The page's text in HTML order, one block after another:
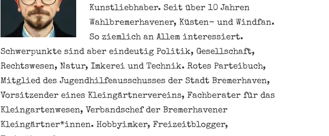
Kunstliebhaber. Seit über 10 Jahren
Wahlbremerhavener, Küsten- und Windfan.
So ziemlich an Allem interessiert.
Schwerpunkte sind aber eindeutig Politik, Gesellschaft,
Rechtswesen, Natur, Imkerei und Technik. Rotes Parteibuch,
Mitglied des Jugendhilfeausschusses der Stadt Bremerhaven,
Vorsitzender eines Kleingärtnervereins, Fachberater für das
Kleingartenwesen, Verbandschef der Bremerhavener
Kleingärtner*innen. Hobbyimker, Freizeitblogger,